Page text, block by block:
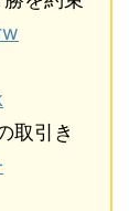
取引き